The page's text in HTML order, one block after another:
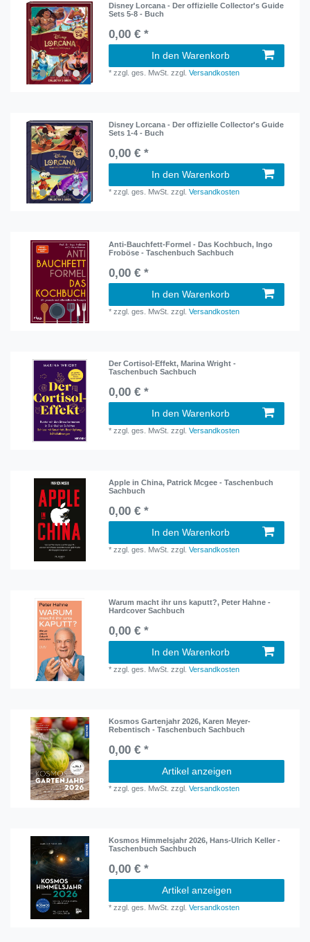
Disney Lorcana - Der offizielle Collector's Guide
Sets 5-8 - Buch
0,00 € *
In den Warenkorb
*zzgl. ges. MwSt. zzgl.Versandkosten
Disney Lorcana - Der offizielle Collector's Guide
Sets 1-4 - Buch
0,00 € *
In den Warenkorb
*zzgl. ges. MwSt. zzgl.Versandkosten
Anti-Bauchfett-Formel - Das Kochbuch, Ingo
Froböse - Taschenbuch Sachbuch
0,00 € *
In den Warenkorb
*zzgl. ges. MwSt. zzgl.Versandkosten
Der Cortisol-Effekt, Marina Wright -
Taschenbuch Sachbuch
0,00 € *
In den Warenkorb
*zzgl. ges. MwSt. zzgl.Versandkosten
Apple in China, Patrick Mcgee - Taschenbuch
Sachbuch
0,00 € *
In den Warenkorb
*zzgl. ges. MwSt. zzgl.Versandkosten
Warum macht ihr uns kaputt?, Peter Hahne -
Hardcover Sachbuch
0,00 € *
In den Warenkorb
*zzgl. ges. MwSt. zzgl.Versandkosten
Kosmos Gartenjahr 2026, Karen Meyer-
Rebentisch - Taschenbuch Sachbuch
0,00 € *
Artikel anzeigen
*zzgl. ges. MwSt. zzgl.Versandkosten
Kosmos Himmelsjahr 2026, Hans-Ulrich Keller -
Taschenbuch Sachbuch
0,00 € *
Artikel anzeigen
*zzgl. ges. MwSt. zzgl.Versandkosten